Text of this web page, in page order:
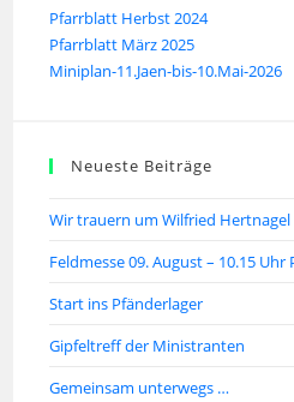
Pfarrblatt Herbst 2024
Pfarrblatt März 2025
Miniplan-11.Jaen-bis-10.Mai-2026
Neueste Beiträge
Wir trauern um Wilfried Hertnagel
Feldmesse 09. August – 10.15
Start ins Pfänderlager
Gipfeltreff der Ministranten
Gemeinsam unterwegs …